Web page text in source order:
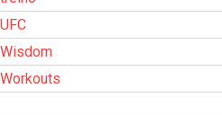
UFC
Wisdom
Workouts